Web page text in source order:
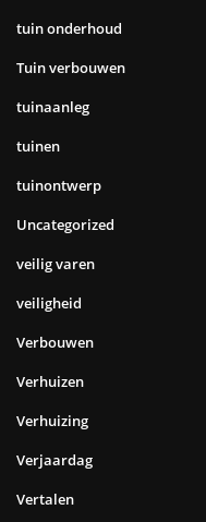
tuin onderhoud
Tuin verbouwen
tuinaanleg
tuinen
tuinontwerp
Uncategorized
veilig varen
veiligheid
Verbouwen
Verhuizen
Verhuizing
Verjaardag
Vertalen